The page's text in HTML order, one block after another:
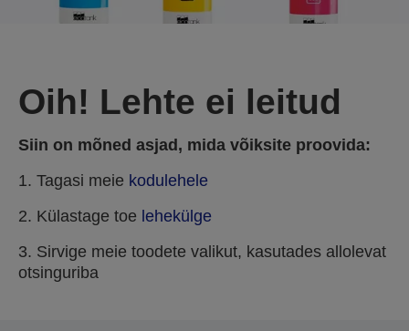
Oih! Lehte ei leitud
Siin on mõned asjad, mida võiksite proovida:
1. Tagasi meie kodulehele
2. Külastage toe lehekülge
3. Sirvige meie toodete valikut, kasutades allolevat
otsinguriba